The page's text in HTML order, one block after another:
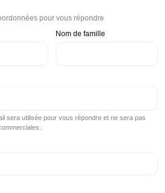
pour vous répondre
Nom de famille
sera utilisée pour vous répondre et ne sera pas